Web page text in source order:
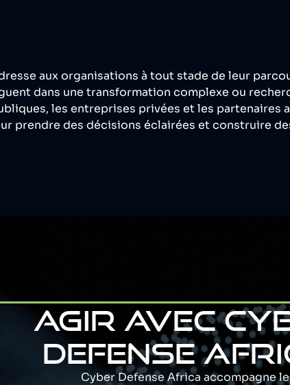
aux organisations à tout stade de leur
dans une transformation complexe ou
les entreprises privées et les partenaires
prendre des décisions éclairées et construire
AGIR AVEC
DEFENSE
Cyber Defense Africa accompagne